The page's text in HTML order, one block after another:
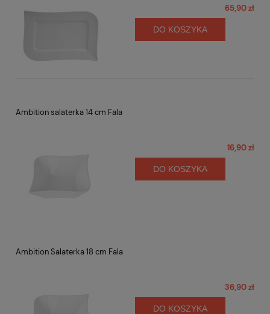
65,90 zł
DO KOSZYKA
Ambition salaterka 14 cm Fala
16,90 zł
DO KOSZYKA
Ambition Salaterka 18 cm Fala
36,90 zł
DO KOSZYKA